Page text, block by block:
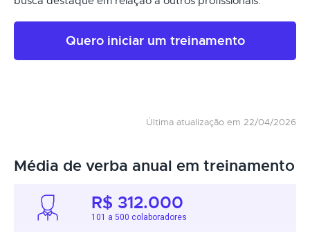
Quero iniciar um treinamento
Última atualização em 22/04/2026
Média de verba anual em treinamento
R$ 312.000
101 a 500 colaboradores